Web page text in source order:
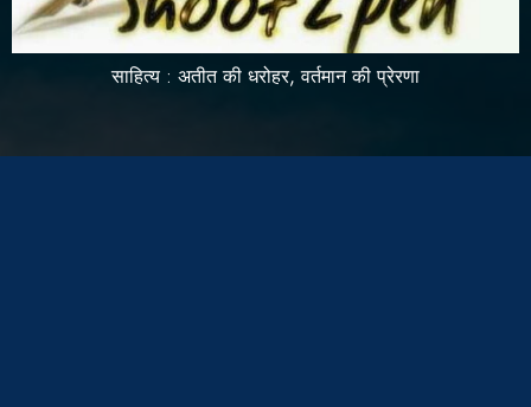
साहित्य : अतीत की धरोहर, वर्तमान की प्रेरणा